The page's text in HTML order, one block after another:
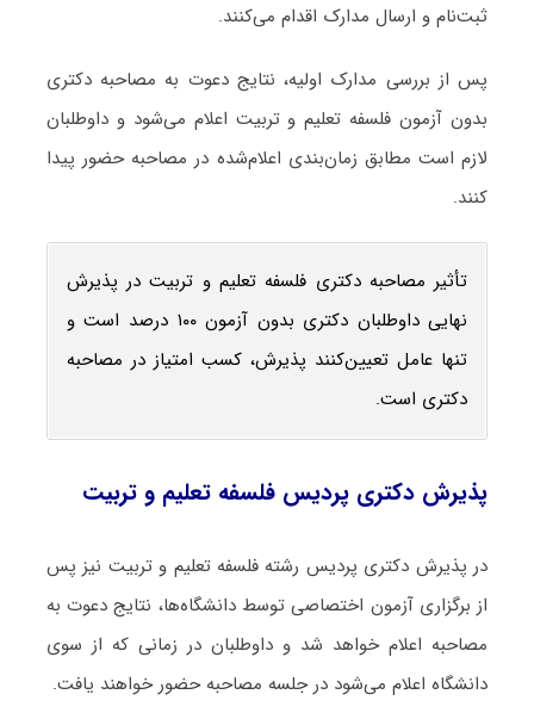
ثبت‌نام و ارسال مدارک اقدام می‌کنند.
پس از بررسی مدارک اولیه، نتایج دعوت به مصاحبه دکتری
بدون آزمون فلسفه تعلیم و تربیت اعلام می‌شود و داوطلبان
لازم است مطابق زمان‌بندی اعلام‌شده در مصاحبه حضور پیدا
کنند.
تأثیر مصاحبه دکتری فلسفه تعلیم و تربیت در پذیرش
نهایی داوطلبان دکتری بدون آزمون ۱۰۰ درصد است و
تنها عامل تعیین‌کنند پذیرش، کسب امتیاز در مصاحبه
دکتری است.
پذیرش دکتری پردیس فلسفه تعلیم و تربیت
در پذیرش دکتری پردیس رشته فلسفه تعلیم و تربیت نیز پس
از برگزاری آزمون اختصاصی توسط دانشگاه‌ها، نتایج دعوت به
مصاحبه اعلام خواهد شد و داوطلبان در زمانی که از سوی
دانشگاه اعلام می‌شود در جلسه مصاحبه حضور خواهند یافت.